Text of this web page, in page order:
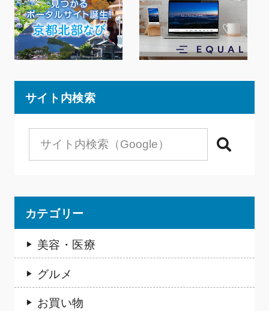
サイト内検索
検索
カテゴリー
美容・医療
グルメ
お買い物